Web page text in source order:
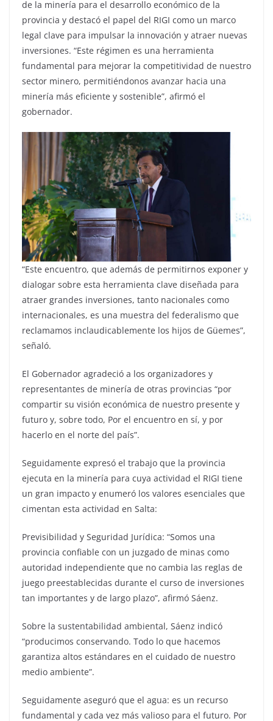
de la minería para el desarrollo económico de la
provincia y destacó el papel del RIGI como un marco
legal clave para impulsar la innovación y atraer nuevas
inversiones. “Este régimen es una herramienta
fundamental para mejorar la competitividad de nuestro
sector minero, permitiéndonos avanzar hacia una
minería más eficiente y sostenible”, afirmó el
gobernador.
“Este encuentro, que además de permitirnos exponer y
dialogar sobre esta herramienta clave diseñada para
atraer grandes inversiones, tanto nacionales como
internacionales, es una muestra del federalismo que
reclamamos inclaudicablemente los hijos de Güemes”,
señaló.
El Gobernador agradeció a los organizadores y
representantes de minería de otras provincias “por
compartir su visión económica de nuestro presente y
futuro y, sobre todo, Por el encuentro en sí, y por
hacerlo en el norte del país”.
Seguidamente expresó el trabajo que la provincia
ejecuta en la minería para cuya actividad el RIGI tiene
un gran impacto y enumeró los valores esenciales que
cimentan esta actividad en Salta:
Previsibilidad y Seguridad Jurídica: “Somos una
provincia confiable con un juzgado de minas como
autoridad independiente que no cambia las reglas de
juego preestablecidas durante el curso de inversiones
tan importantes y de largo plazo”, afirmó Sáenz.
Sobre la sustentabilidad ambiental, Sáenz indicó
“producimos conservando. Todo lo que hacemos
garantiza altos estándares en el cuidado de nuestro
medio ambiente”.
Seguidamente aseguró que el agua: es un recurso
fundamental y cada vez más valioso para el futuro. Por